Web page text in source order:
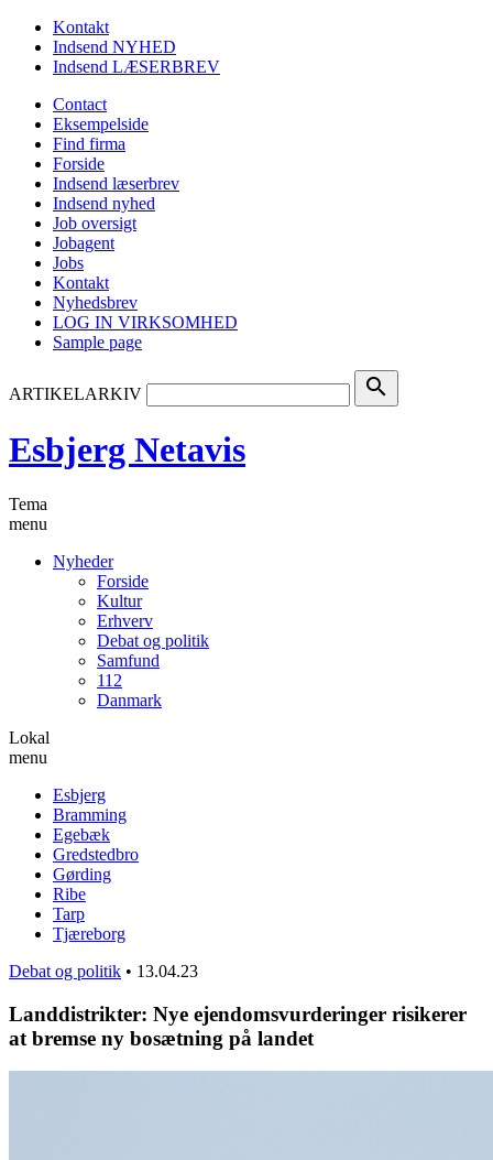
Kontakt
Indsend NYHED
Indsend LÆSERBREV
Contact
Eksempelside
Find firma
Forside
Indsend læserbrev
Indsend nyhed
Job oversigt
Jobagent
Jobs
Kontakt
Nyhedsbrev
LOG IN VIRKSOMHED
Sample page
ARTIKELARKIV search
Esbjerg Netavis
Tema
menu
Nyheder
Forside
Kultur
Erhverv
Debat og politik
Samfund
112
Danmark
Lokal
menu
Esbjerg
Bramming
Egebæk
Gredstedbro
Gørding
Ribe
Tarp
Tjæreborg
Debat og politik • 13.04.23
Landdistrikter: Nye ejendomsvurderinger risikerer
at bremse ny bosætning på landet